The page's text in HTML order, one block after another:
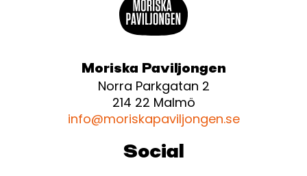
Moriska Paviljongen
Norra Parkgatan 2
214 22 Malmö
info@moriskapaviljongen.se
Social